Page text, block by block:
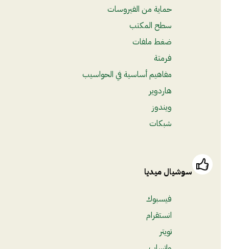
حماية من الفيروسات
سطح المكتب
ضغط ملفات
فرمتة
مفاهيم أساسية في الحواسيب
هاردوير
ويندوز
شبكات
سوشيال ميديا
فيسبوك
انستقرام
تويتر